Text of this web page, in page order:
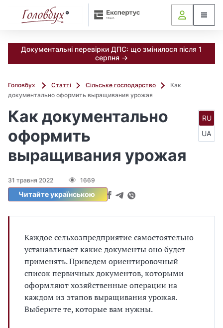
Документальні перевірки ДПС: що змінилося після 1
серпня →
Головбух Статті Сільське господарство
Как
документально оформить выращивания урожая
Как документально
оформить
выращивания урожая
31 травня 2022 1669
Читайте українською
RU
UA
Каждое сельхозпредприятие самостоятельно
устанавливает какие документы оно будет
применять. Приведем ориентировочный
список первичных документов, которыми
оформляют хозяйственные операции на
каждом из этапов выращивания урожая.
Выберите те, которые вам нужны.